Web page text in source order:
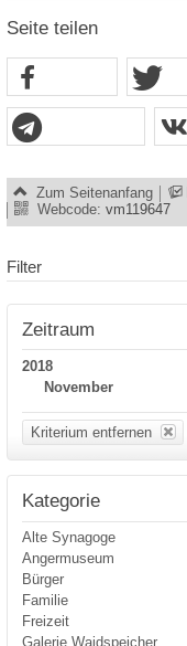
Seite teilen
Zum Seitenanfang
Webcode: vm119647
Filter
Zeitraum
2018
November
Kriterium entfernen
Kategorie
Alte Synagoge
Angermuseum
Bürger
Familie
Freizeit
Galerie Waidspeicher